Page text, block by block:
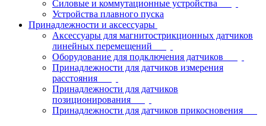
Силовые и коммутационные устройства
Устройства плавного пуска
Принадлежности и аксессуары
Аксессуары для магнитострикционных датчиков
линейных перемещений
Оборудование для подключения датчиков
Принадлежности для датчиков измерения
расстояния
Принадлежности для датчиков
позиционирования
Принадлежности для датчиков прикосновения